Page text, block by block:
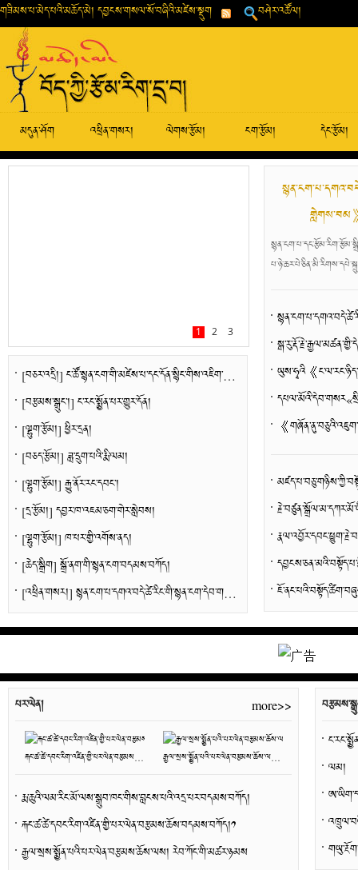
གཟིམས་པ་མེད་པའི་མཆོད་མེ། དབྱངས་གསལ་སོ་བཞིའི་མཛེས་སྡུག བཤེར་འཚོལ།
མདུན་ཤོག འཕྲིན་གསར། ལེགས་རྩོམ། ངག་རྩོམ། དེང་རྩོམ།
1 2 3
[བཅར་འདྲི།] ང་ཚོ་སྙན་ངག་གི་མཛེས་པ་དང་དོན་སྙིང་གིས་འཇིག་རྟེན་འདིར་འཚོ་ཐུབ་པར་སྨོན།--གསའ་ནག་པོར་བཅར་འདྲི་བྱས་པ།
[བརྩམས་སྒྲུང་།] ང་རང་སྨྱོན་པར་གྱུར་དོན།
[ལྷུག་རྩོམ།]ཕྱིར་དྲན།
[བཅད་རྩོམ།] ཟླ་དྲུག་པའི་རྨི་ལམ།
[ལྷུག་རྩོམ།] རྒྱུ་ནོར་རང་དབང་།
[དྲ་རྩོམ།] དབྱར་ཁ་འཇམ་ཅག་གེར་སླེབས།
[ལྷུག་རྩོམ།] ཁ་པར་གྱི་འགོས་ནད།
[ཆེད་སྒྲིག] སྒྲོ་ནག་གི་སྙན་ངག་བདམས་བཀོད།
[འཕྲིན་གསར།] སྙན་ངག་པ་དགའ་བདེ་ཚེ་རིང་གི་སྙན་ངག་དེབ་གཉིས་པ་《རྡུལ་ཕྲན་གྱི་གླེགས་བམ》ཞེས་པ་པར་སྐྲུན་དང་འགྲེམ་སྤེལ་བྱས་པ།
གླེགས་བམ
more>>
པར་ལེན།
རྐང་ཚ་ཚེ་དབང་རིག་འཛིན་གྱི་པར་ལེན་བརྩམས་ཆོས་བདམས་བཀོད།༡ རྒྱལ་སྲས་སྨྱོན་པའི་པར་ལེན་བརྩམས་ཆོས་ལས། རེབ་ཀོང་གི་མཚར་ཉམས
རྨ་ཆུའི་ལམ་རིང་མོ་ལས་སྒྲུབ་ཁང་གིས་བླངས་པའི་འདྲ་པར་བདམས་བཀོད།
རྐང་ཚ་ཚེ་དབང་རིག་འཛིན་གྱི་པར་ལེན་བརྩམས་ཆོས་བདམས་བཀོད།༡
རྒྱལ་སྲས་སྨྱོན་པའི་པར་ལེན་བརྩམས་ཆོས་ལས། རེབ་ཀོང་གི་མཚར་ཉམས
ལམ།